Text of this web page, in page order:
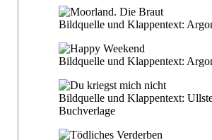
Bildquelle und Klappentext:
Bildquelle und Klappentext:
Bildquelle und Klappentext:
Buchverlage